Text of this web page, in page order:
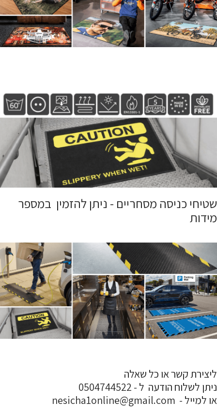
שטיחי כניסה מסחריים - ניתן להזמין במספר
מידות
ליצירת קשר או כל שאלה
ניתן לשלוח הודעה ל - 0504744522
או למייל - nesicha1online@gmail.com